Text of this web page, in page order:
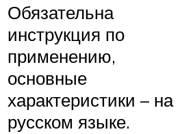
Обязательна
инструкция по
применению,
основные
характеристики – на
русском языке.